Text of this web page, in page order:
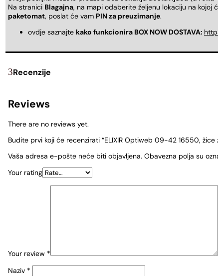
Na stranici Blagajna, na mapi odaberite željenu lokaciju na kojoj
paketomat, poslat će vam PIN za preuzimanje.
ovdje saznajte kako funkcionira BOX NOW DOSTAVA:
Recenzije
Reviews
There are no reviews yet.
Budite prvi koji će recenzirati “ELIXIR Optiweb 09-42 16550,
Vaša adresa e-pošte neće biti objavljena. Obavezna polja su
Your rating
Your review *
Naziv *